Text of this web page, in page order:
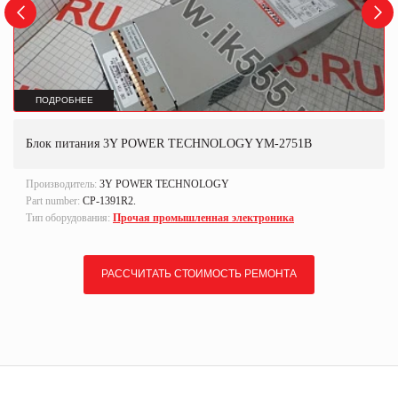
ПОДРОБНЕЕ
Блок питания 3Y POWER TECHNOLOGY YM-2751B
Производитель: 3Y POWER TECHNOLOGY
Part number: CP-1391R2.
Тип оборудования: Прочая промышленная электроника
РАССЧИТАТЬ СТОИМОСТЬ РЕМОНТА